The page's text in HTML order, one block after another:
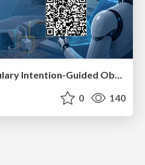
[MIRU26] Open-Vocabulary Intention-Guided Object Detection in Diverse Scenes
0 140